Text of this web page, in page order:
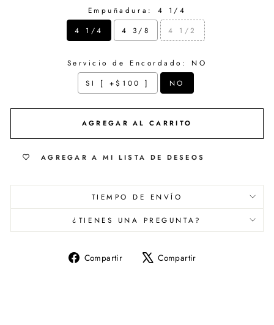
Empuñadura:
4 1/4
4 1/4
4 3/8 4 1/2
Servicio de Encordado:
NO
SI [ +$100 ]
NO
Selection will add$ 0.00 to the price
AGREGAR AL CARRITO
AGREGAR A MI LISTA DE DESEOS
TIEMPO DE ENVÍO
¿TIENES UNA PREGUNTA?
Compartir
CompartirCompartir